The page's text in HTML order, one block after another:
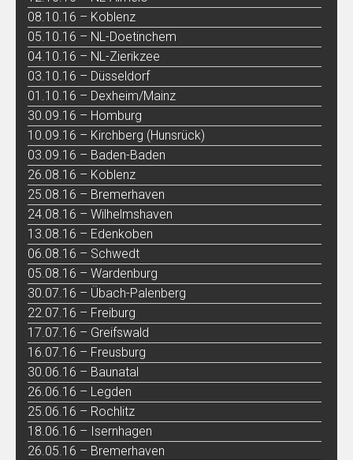
08.10.16 – Koblenz
05.10.16 – NL-Doetinchem
04.10.16 – NL-Zierikzee
03.10.16 – Düsseldorf
01.10.16 – Dexheim/Mainz
30.09.16 – Homburg
10.09.16 – Kirchberg (Hunsrück)
03.09.16 – Baden-Baden
26.08.16 – Koblenz
25.08.16 – Bremerhaven
24.08.16 – Wilhelmshaven
13.08.16 – Edenkoben
06.08.16 – Schwedt
05.08.16 – Wardenburg
30.07.16 – Übach-Palenberg
22.07.16 – Freiburg
17.07.16 – Greifswald
16.07.16 – Freusburg
30.06.16 – Baunatal
26.06.16 – Legden
25.06.16 – Rochlitz
18.06.16 – Isernhagen
26.05.16 – Bremerhaven